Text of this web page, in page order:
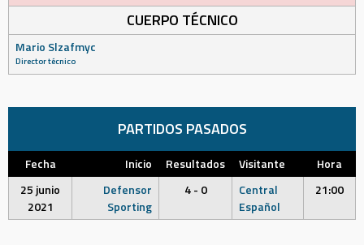
CUERPO TÉCNICO
Mario Slzafmyc
Director técnico
PARTIDOS PASADOS
Fecha Inicio Resultados Visitante
Hora
25 junio
2021
Defensor
Sporting
4 - 0
Central
Español
21:00